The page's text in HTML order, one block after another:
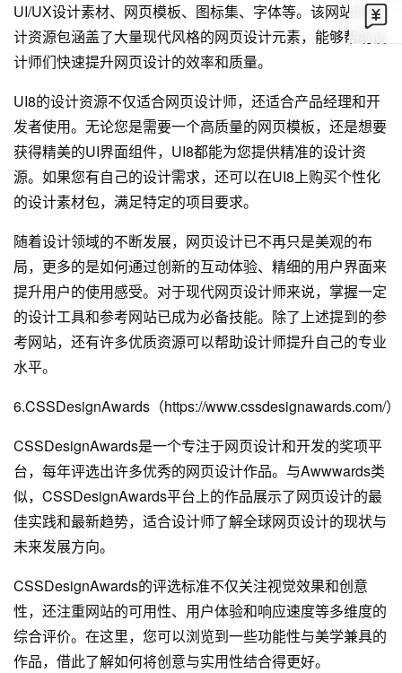
UI/UX设计素材、网页模板、图标集、字体等。该网站的设
计资源包涵盖了大量现代风格的网页设计元素，能够帮助设
计师们快速提升网页设计的效率和质量。
UI8的设计资源不仅适合网页设计师，还适合产品经理和开
发者使用。无论您是需要一个高质量的网页模板，还是想要
获得精美的UI界面组件，UI8都能为您提供精准的设计资
源。如果您有自己的设计需求，还可以在UI8上购买个性化
的设计素材包，满足特定的项目要求。
随着设计领域的不断发展，网页设计已不再只是美观的布
局，更多的是如何通过创新的互动体验、精细的用户界面来
提升用户的使用感受。对于现代网页设计师来说，掌握一定
的设计工具和参考网站已成为必备技能。除了上述提到的参
考网站，还有许多优质资源可以帮助设计师提升自己的专业
水平。
6.CSSDesignAwards（https://www.cssdesignawards.com/）
CSSDesignAwards是一个专注于网页设计和开发的奖项平
台，每年评选出许多优秀的网页设计作品。与Awwwards类
似，CSSDesignAwards平台上的作品展示了网页设计的最
佳实践和最新趋势，适合设计师了解全球网页设计的现状与
未来发展方向。
CSSDesignAwards的评选标准不仅关注视觉效果和创意
性，还注重网站的可用性、用户体验和响应速度等多维度的
综合评价。在这里，您可以浏览到一些功能性与美学兼具的
作品，借此了解如何将创意与实用性结合得更好。